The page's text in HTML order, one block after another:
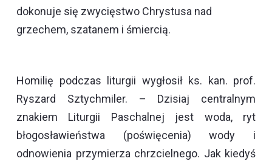
dokonuje się zwycięstwo Chrystusa nad
grzechem, szatanem i śmiercią.
Homilię podczas liturgii wygłosił ks. kan. prof.
Ryszard Sztychmiler. – Dzisiaj centralnym
znakiem Liturgii Paschalnej jest woda, ryt
błogosławieństwa (poświęcenia) wody i
odnowienia przymierza chrzcielnego. Jak kiedyś